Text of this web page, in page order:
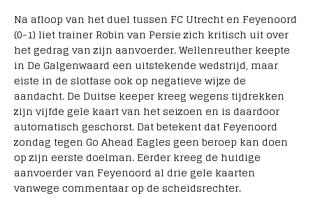
Na afloop van het duel tussen FC Utrecht en Feyenoord
(0-1) liet trainer Robin van Persie zich kritisch uit over
het gedrag van zijn aanvoerder. Wellenreuther keepte
in De Galgenwaard een uitstekende wedstrijd, maar
eiste in de slotfase ook op negatieve wijze de
aandacht. De Duitse keeper kreeg wegens tijdrekken
zijn vijfde gele kaart van het seizoen en is daardoor
automatisch geschorst. Dat betekent dat Feyenoord
zondag tegen Go Ahead Eagles geen beroep kan doen
op zijn eerste doelman. Eerder kreeg de huidige
aanvoerder van Feyenoord al drie gele kaarten
vanwege commentaar op de scheidsrechter.